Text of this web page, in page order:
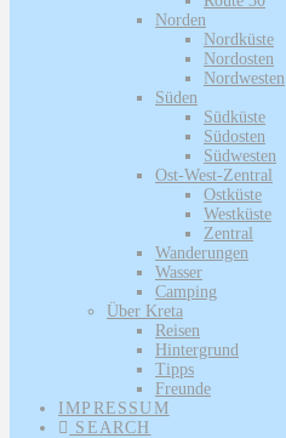
Norden
Nordküste
Nordosten
Nordwesten
Süden
Südküste
Südosten
Südwesten
Ost-West-Zentral
Ostküste
Westküste
Zentral
Wanderungen
Wasser
Camping
Über Kreta
Reisen
Hintergrund
Tipps
Freunde
IMPRESSUM
SEARCH